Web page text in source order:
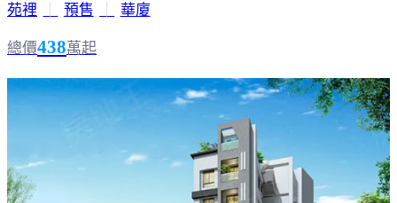
苑裡 預售 華廈
總價438萬起